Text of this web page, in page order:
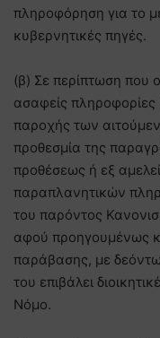
πληροφόρηση για το
κυβερνητικές πηγές.
(β) Σε περίπτωση που
ασαφείς
παροχής των
προθεσμία της
προθέσεως ή εξ
παραπλανητικών
του παρόντος
αφού προηγουμένως
παράβασης, µε
του επιβάλει
Νόμο.